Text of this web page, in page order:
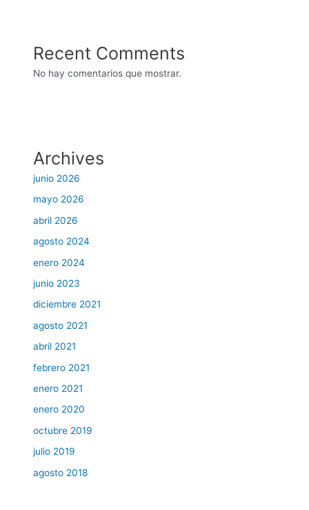
Recent Comments
No hay comentarios que mostrar.
Archives
junio 2026
mayo 2026
abril 2026
agosto 2024
enero 2024
junio 2023
diciembre 2021
agosto 2021
abril 2021
febrero 2021
enero 2021
enero 2020
octubre 2019
julio 2019
agosto 2018